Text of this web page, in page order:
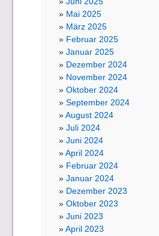
Mai 2025
März 2025
Februar 2025
Januar 2025
Dezember 2024
November 2024
Oktober 2024
September 2024
August 2024
Juli 2024
Juni 2024
April 2024
Februar 2024
Januar 2024
Dezember 2023
Oktober 2023
Juni 2023
April 2023